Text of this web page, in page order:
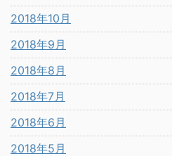
2018年10月
2018年9月
2018年8月
2018年7月
2018年6月
2018年5月